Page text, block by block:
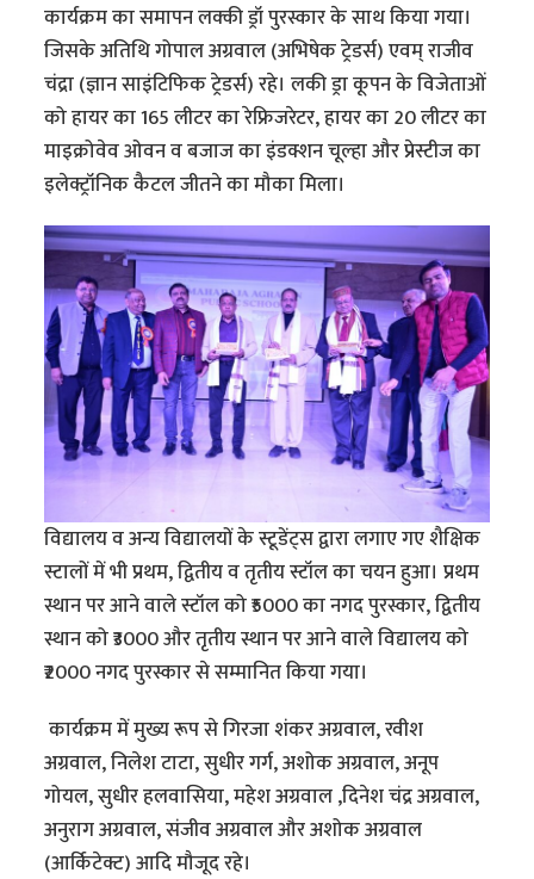
कार्यक्रम का समापन लक्की ड्रॉ पुरस्कार के साथ किया गया।
जिसके अतिथि गोपाल अग्रवाल (अभिषेक ट्रेडर्स) एवम् राजीव
चंद्रा (ज्ञान साइंटिफिक ट्रेडर्स) रहे। लकी ड्रा कूपन के विजेताओं
को हायर का 165 लीटर का रेफ्रिजरेटर, हायर का 20 लीटर का
माइक्रोवेव ओवन व बजाज का इंडक्शन चूल्हा और प्रेस्टीज का
इलेक्ट्रॉनिक कैटल जीतने का मौका मिला।
विद्यालय व अन्य विद्यालयों के स्टूडेंट्स द्वारा लगाए गए शैक्षिक
स्टालों में भी प्रथम, द्वितीय व तृतीय स्टॉल का चयन हुआ। प्रथम
स्थान पर आने वाले स्टॉल को ₹5000 का नगद पुरस्कार, द्वितीय
स्थान को ₹3000 और तृतीय स्थान पर आने वाले विद्यालय को
₹2000 नगद पुरस्कार से सम्मानित किया गया।
कार्यक्रम में मुख्य रूप से गिरजा शंकर अग्रवाल, रवीश
अग्रवाल, निलेश टाटा, सुधीर गर्ग, अशोक अग्रवाल, अनूप
गोयल, सुधीर हलवासिया, महेश अग्रवाल ,दिनेश चंद्र अग्रवाल,
अनुराग अग्रवाल, संजीव अग्रवाल और अशोक अग्रवाल
(आर्किटेक्ट) आदि मौजूद रहे।